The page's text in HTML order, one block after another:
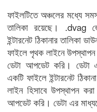
ফাইলটিতে অঞ্চলের মধ্যে
তালিকা রয়েছে।
ইন্টারনেট ঠিকানার তালিকা
ফাইলে পৃথক লাইনে
ডেটা আপডেট করি।
একটি ফাইলে ইন্টারনেট
লাইন হিসাবে উপস্থাপন
আপডেট করি। ডেটা এর